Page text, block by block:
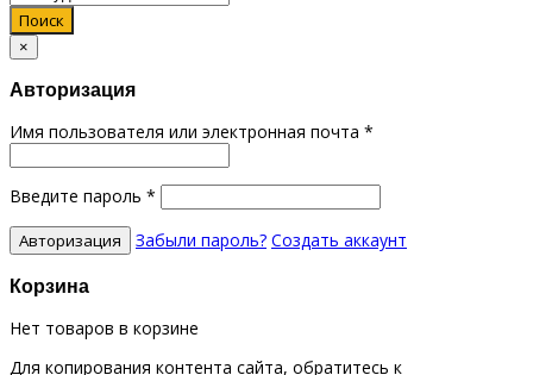
Поиск
×
Авторизация
Имя пользователя или электронная почта *
Введите пароль *
Забыли пароль? Создать аккаунт
Корзина
Нет товаров в корзине
Для копирования контента сайта, обратитесь к